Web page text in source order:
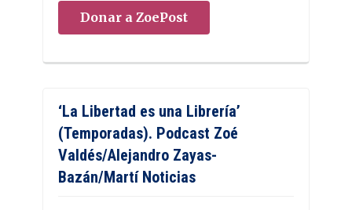
Donar a ZoePost
‘La Libertad es una Librería’
(Temporadas). Podcast Zoé
Valdés/Alejandro Zayas-
Bazán/Martí Noticias